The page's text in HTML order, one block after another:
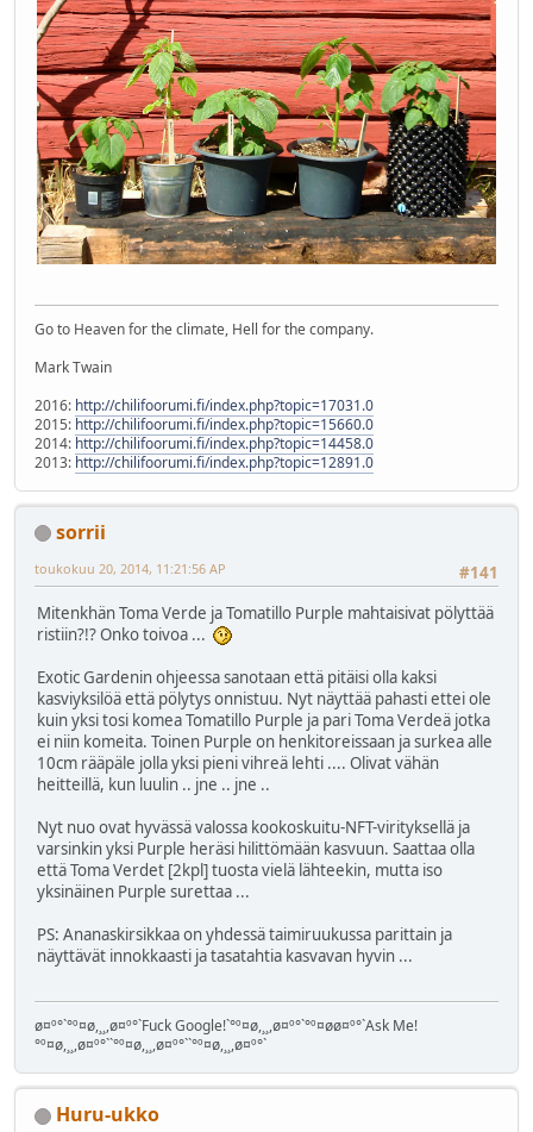
Go to Heaven for the climate, Hell for the company.
Mark Twain
2016: http://chilifoorumi.fi/index.php?topic=17031.0
2015: http://chilifoorumi.fi/index.php?topic=15660.0
2014: http://chilifoorumi.fi/index.php?topic=14458.0
2013: http://chilifoorumi.fi/index.php?topic=12891.0
sorrii
#141
toukokuu 20, 2014, 11:21:56 AP
Mitenkhän Toma Verde ja Tomatillo Purple mahtaisivat pölyttää
ristiin?!? Onko toivoa ...
Exotic Gardenin ohjeessa sanotaan että pitäisi olla kaksi
kasviyksilöä että pölytys onnistuu. Nyt näyttää pahasti ettei ole
kuin yksi tosi komea Tomatillo Purple ja pari Toma Verdeä jotka
ei niin komeita. Toinen Purple on henkitoreissaan ja surkea alle
10cm rääpäle jolla yksi pieni vihreä lehti .... Olivat vähän
heitteillä, kun luulin .. jne .. jne ..
Nyt nuo ovat hyvässä valossa kookoskuitu-NFT-virityksellä ja
varsinkin yksi Purple heräsi hilittömään kasvuun. Saattaa olla
että Toma Verdet [2kpl] tuosta vielä lähteekin, mutta iso
yksinäinen Purple surettaa ...
PS: Ananaskirsikkaa on yhdessä taimiruukussa parittain ja
näyttävät innokkaasti ja tasatahtia kasvavan hyvin ...
ø¤º°`°º¤ø,¸¸,ø¤º°`Fuck Google!`°º¤ø,¸¸,ø¤º°`°º¤øø¤º°`Ask Me!
°º¤ø,¸¸,ø¤º°``°º¤ø,¸¸,ø¤º°``°º¤ø,¸¸,ø¤º°`
Huru-ukko